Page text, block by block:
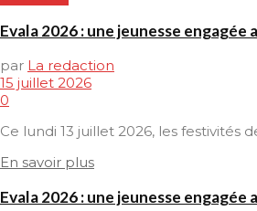
Evala 2026 : une jeunesse
par La redaction
15 juillet 2026
0
Ce lundi 13 juillet 2026, les festivités
En savoir plus
Evala 2026 : une jeunesse